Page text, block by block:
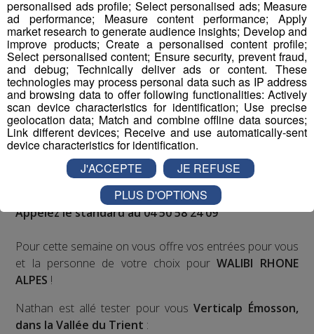
Deux rendez-vous par jour, à 8h45 et 17h45 sur
Radio Mont Blanc !
Déstination été ! Une question...une destination !
Nous vous poserons une question, a vous de faire le
bon choix entre les 3 réponses pour repartir avec vos
entrées pour un maximum d'activités dans la région !
Inscription par téléphone toute la journée pour
participer aux 2 tirages au sort par jour à 8h45 et 17h45.
Appelez le standard au 04 50 58 24 09
Pour cette semaine on vous offre vos entrées pour vous
et la personne de votre choix pourWALIBI RHONE
ALPES !
Nathan est allé tester pour vousVerticalp Émosson,
dans la Vallée du Trient :
personalised ads profile; Select personalised ads; Measure
ad performance; Measure content performance; Apply
market research to generate audience insights; Develop and
improve products; Create a personalised content profile;
Select personalised content; Ensure security, prevent fraud,
and debug; Technically deliver ads or content. These
technologies may process personal data such as IP address
and browsing data to offer following functionalities: Actively
scan device characteristics for identification; Use precise
geolocation data; Match and combine offline data sources;
Link different devices; Receive and use automatically-sent
device characteristics for identification.
J'ACCEPTE
JE REFUSE
PLUS D'OPTIONS